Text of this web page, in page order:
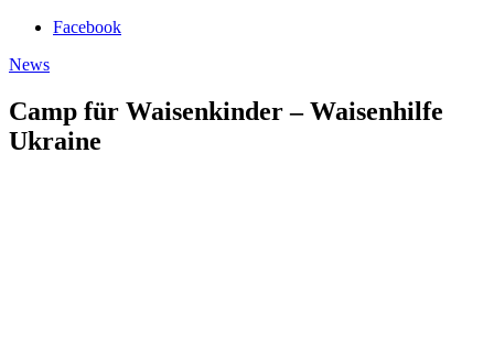
Facebook
News
Camp für Waisenkinder – Waisenhilfe
Ukraine